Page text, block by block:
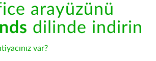
arayüzünü
dilinde indirin
var?